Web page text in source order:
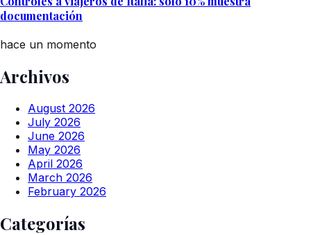
documentación
hace un momento
Archivos
August 2026
July 2026
June 2026
May 2026
April 2026
March 2026
February 2026
Categorías